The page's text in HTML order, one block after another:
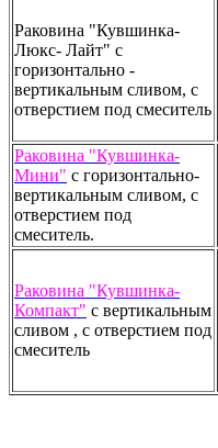
Раковина "Кувшинка-
Люкс- Лайт" с
горизонтально -
вертикальным сливом, с
отверстием под смеситель
Раковина "Кувшинка-
Мини" с горизонтально-
вертикальным сливом, с
отверстием под
смеситель.
Раковина "Кувшинка-
Компакт" с вертикальным
сливом , с отверстием под
смеситель